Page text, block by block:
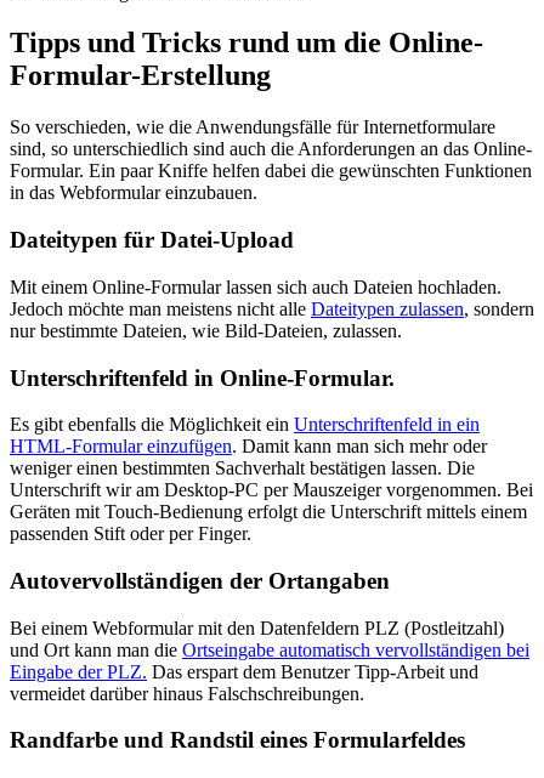
Tipps und Tricks rund um die Online-
Formular-Erstellung
So verschieden, wie die Anwendungsfälle für Internetformulare
sind, so unterschiedlich sind auch die Anforderungen an das Online-
Formular. Ein paar Kniffe helfen dabei die gewünschten Funktionen
in das Webformular einzubauen.
Dateitypen für Datei-Upload
Mit einem Online-Formular lassen sich auch Dateien hochladen.
Jedoch möchte man meistens nicht alle Dateitypen zulassen, sondern
nur bestimmte Dateien, wie Bild-Dateien, zulassen.
Unterschriftenfeld in Online-Formular.
Es gibt ebenfalls die Möglichkeit ein Unterschriftenfeld in ein
HTML-Formular einzufügen. Damit kann man sich mehr oder
weniger einen bestimmten Sachverhalt bestätigen lassen. Die
Unterschrift wir am Desktop-PC per Mauszeiger vorgenommen. Bei
Geräten mit Touch-Bedienung erfolgt die Unterschrift mittels einem
passenden Stift oder per Finger.
Autovervollständigen der Ortangaben
Bei einem Webformular mit den Datenfeldern PLZ (Postleitzahl)
und Ort kann man die Ortseingabe automatisch vervollständigen bei
Eingabe der PLZ. Das erspart dem Benutzer Tipp-Arbeit und
vermeidet darüber hinaus Falschschreibungen.
Randfarbe und Randstil eines Formularfeldes